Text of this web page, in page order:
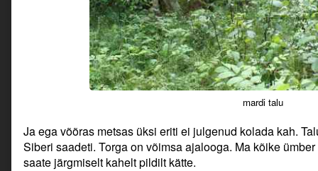
mardi talu
Ja ega võõras metsas üksi eriti ei julgenud kolada kah.
Siberi saadeti. Torga on võimsa ajalooga. Ma kõike
saate järgmiselt kahelt pildilt kätte.